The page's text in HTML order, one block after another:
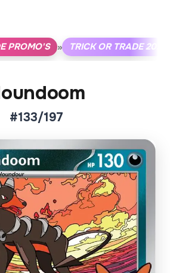
PROMO'S » TRICK OR TRADE 2024
#133/197